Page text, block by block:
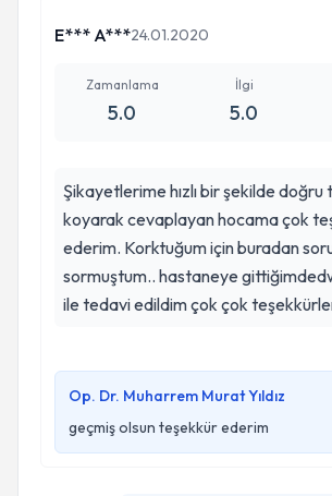
E*** A***24.01.2020
Zamanlama
5.0
İlgi
5.0
Şikayetlerime hızlı bir şekilde doğru
koyarak cevaplayan hocama çok
ederim. Korktuğum için buradan
sormuştum.. hastaneye
ile tedavi edildim çok çok
Op. Dr. Muharrem Murat Yıldız
geçmiş olsun teşekkür ederim